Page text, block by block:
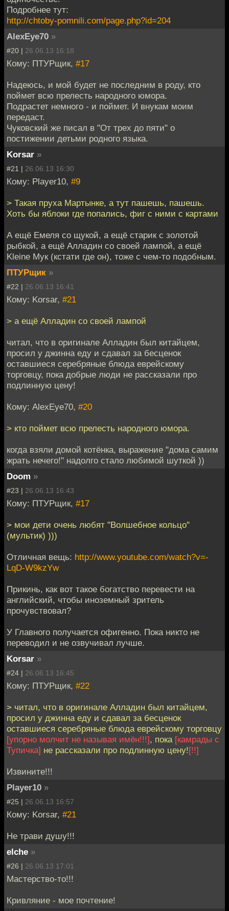
Подробнее тут:
http://chtoby-pomnili.com/page.php?id=204
AlexEye70 »
#20 | 26.06.13 16:18
Кому: ПТУРщик, #17
Надеюсь, и мой будет не последним в роду, кто
поймет всю прелесть народного юмора.
Подрастет немного - и поймет. И внукам моим
передаст.
Чуковский же писал в "От трех до пяти" о
постижении детьми родного языка.
Korsar »
#21 | 26.06.13 16:30
Кому: Player10, #9
> Такая пруха Мартынке, а тут пашешь, пашешь.
Хоть бы яблоки где попались, фиг с ними с картами
А ещё Емеля со щукой, а ещё старик с золотой
рыбкой, а ещё Алладин со своей лампой, а ещё
Kleine Мук (кстати где он), тоже с чем-то подобным.
ПТУРщик »
#22 | 26.06.13 16:41
Кому: Korsar, #21
> а ещё Алладин со своей лампой
читал, что в оригинале Алладин был китайцем,
просил у джинна еду и сдавал за бесценок
оставшиеся серебряные блюда еврейскому
торговцу, пока добрые люди не рассказали про
подлинную цену!
Кому: AlexEye70, #20
> кто поймет всю прелесть народного юмора.
когда взяли домой котёнка, выражение "дома самим
жрать нечего!" надолго стало любимой шуткой ))
Doom »
#23 | 26.06.13 16:43
Кому: ПТУРщик, #17
> мои дети очень любят "Волшебное кольцо"
(мультик) )))
Отличная вещь: http://www.youtube.com/watch?v=-
LqD-W9kzYw
Прикинь, как вот такое богатство перевести на
английский, чтобы иноземный зритель
прочувствовал?
У Главного получается офигенно. Пока никто не
переводил и не озвучивал лучше.
Korsar »
#24 | 26.06.13 16:45
Кому: ПТУРщик, #22
> читал, что в оригинале Алладин был китайцем,
просил у джинна еду и сдавал за бесценок
оставшиеся серебряные блюда еврейскому торговцу
[упорно молчит не называя имён!!!], пока [камрады с
Тупичка] не рассказали про подлинную цену![!!]
Извините!!!
Player10 »
#25 | 26.06.13 16:57
Кому: Korsar, #21
Не трави душу!!!
elche »
#26 | 26.06.13 17:01
Мастерство-то!!!
Кривляние - мое почтение!